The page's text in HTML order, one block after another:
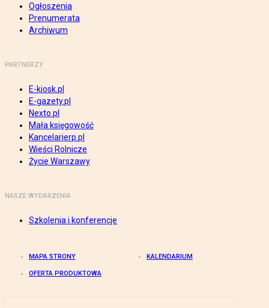
Ogłoszenia
Prenumerata
Archiwum
PARTNERZY
E-kiosk.pl
E-gazety.pl
Nexto.pl
Mała księgowość
Kancelarierp.pl
Wieści Rolnicze
Życie Warszawy
NASZE WYDARZENIA
Szkolenia i konferencje
MAPA STRONY KALENDARIUM
OFERTA PRODUKTOWA